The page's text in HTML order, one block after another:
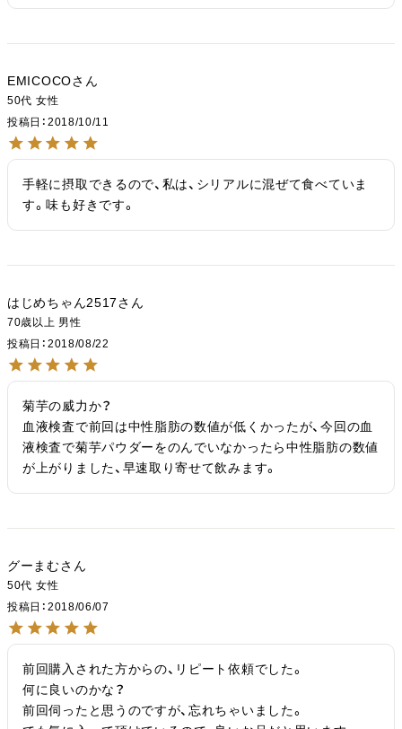
EMICOCO
50代 女性
投稿日
2018/10/11
手軽に摂取できるので、私は、シリアルに混ぜて食べていま
す。味も好きです。
はじめちゃん2517
70歳以上 男性
投稿日
2018/08/22
菊芋の威力か？
血液検査で前回は中性脂肪の数値が低くかったが、今回の血
液検査で菊芋パウダーをのんでいなかったら中性脂肪の数値
が上がりました、早速取り寄せて飲みます。
グーまむ
50代 女性
投稿日
2018/06/07
前回購入された方からの、リピート依頼でした。
何に良いのかな？
前回伺ったと思うのですが、忘れちゃいました。